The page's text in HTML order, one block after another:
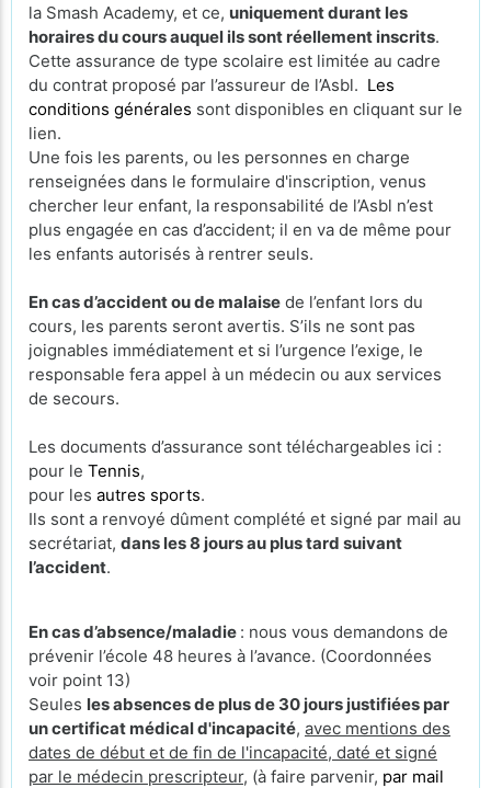
la Smash Academy, et ce, uniquement durant les
horaires du cours auquel ils sont réellement inscrits.
Cette assurance de type scolaire est limitée au cadre
du contrat proposé par l’assureur de l’Asbl. Les
conditions générales sont disponibles en cliquant sur le
lien.
Une fois les parents, ou les personnes en charge
renseignées dans le formulaire d'inscription, venus
chercher leur enfant, la responsabilité de l’Asbl n’est
plus engagée en cas d’accident; il en va de même pour
les enfants autorisés à rentrer seuls.
En cas d’accident ou de malaise de l’enfant lors du
cours, les parents seront avertis. S’ils ne sont pas
joignables immédiatement et si l’urgence l’exige, le
responsable fera appel à un médecin ou aux services
de secours.
Les documents d’assurance sont téléchargeables ici :
pour le Tennis,
pour les autres sports.
Ils sont a renvoyé dûment complété et signé par mail au
secrétariat, dans les 8 jours au plus tard suivant
l’accident.
En cas d’absence/maladie : nous vous demandons de
prévenir l’école 48 heures à l’avance. (Coordonnées
voir point 13)
Seules les absences de plus de 30 jours justifiées par
un certificat médical d'incapacité, avec mentions des
dates de début et de fin de l'incapacité, daté et signé
par le médecin prescripteur, (à faire parvenir, par mail